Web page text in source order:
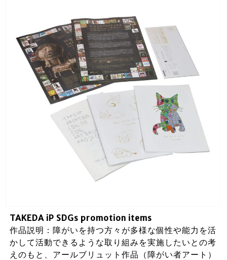
TAKEDA iP SDGs promotion items
作品説明：障がいを持つ方々が多様な個性や能力を活
かして活動できるような取り組みを実施したいとの考
えのもと、アールブリュット作品（障がい者アート）